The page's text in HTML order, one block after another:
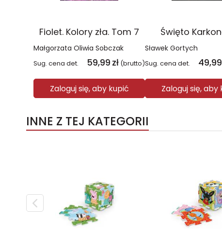
Fiolet. Kolory zła. Tom 7
Małgorzata Oliwia Sobczak
Sug. cena det. 59,99 zł (brutto)
Zaloguj się, aby kupić
Święto
Sławek Gortych
Sug. cena det. 49,99
Zaloguj się, aby
INNE Z TEJ KATEGORII